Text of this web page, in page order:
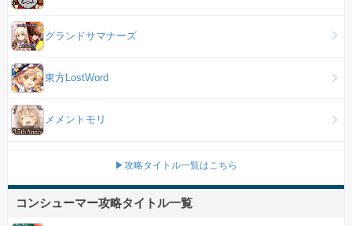
グランドサマナーズ
東方LostWord
メメントモリ
▶攻略タイトル一覧はこちら
コンシューマー攻略タイトル一覧